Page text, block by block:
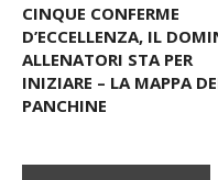
CINQUE CONFERME
D’ECCELLENZA, IL
ALLENATORI STA PER
INIZIARE – LA MAPPA
PANCHINE